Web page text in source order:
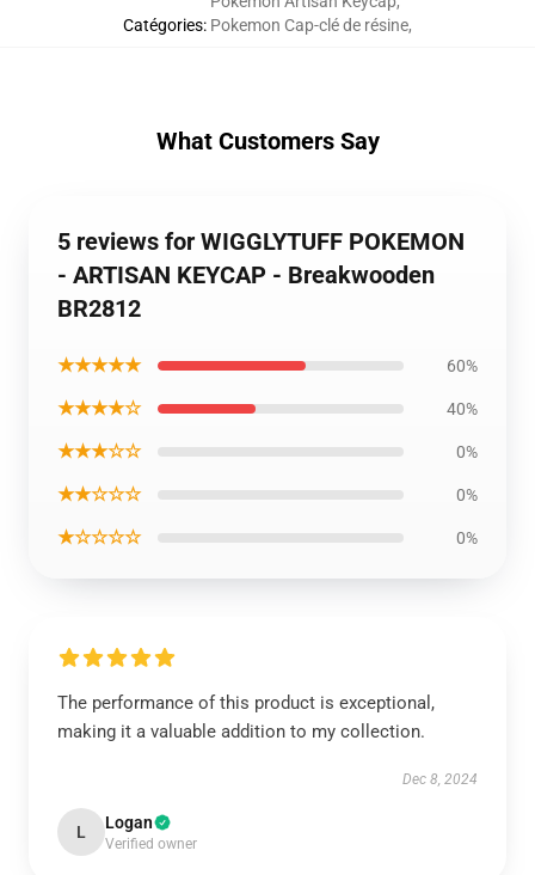
Catégories: Pokemon Cap-clé de résine,
What Customers Say
5 reviews for WIGGLYTUFF POKEMON
- ARTISAN KEYCAP - Breakwooden
BR2812
★★★★★ 60%
★★★★☆ 40%
★★★☆☆ 0%
★★☆☆☆ 0%
★☆☆☆☆ 0%
The performance of this product is exceptional,
making it a valuable addition to my collection.
Dec 8, 2024
L Logan
Verified owner